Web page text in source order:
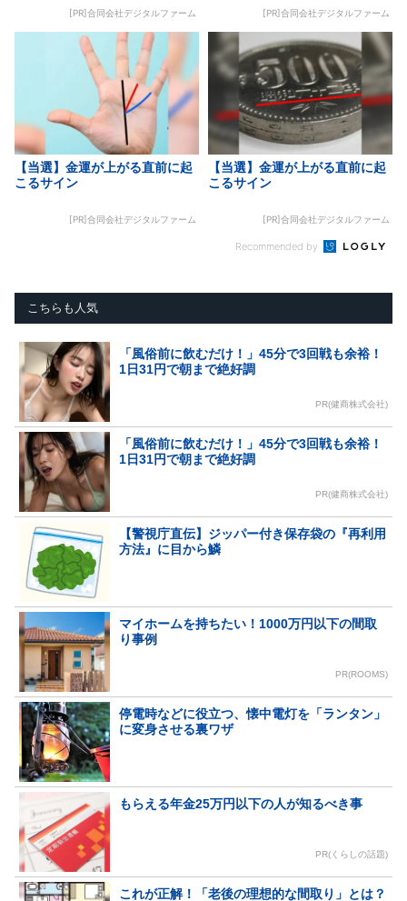
[PR]合同会社デジタルファーム [PR]合同会社デジタルファーム
【当選】金運が上がる直前に起
こるサイン
[PR]合同会社デジタルファーム
【当選】金運が上がる直前に起
こるサイン
[PR]合同会社デジタルファーム
Recommended by
こちらも人気
「風俗前に飲むだけ！」45分で3回戦も余裕！
1日31円で朝まで絶好調
PR(健商株式会社)
「風俗前に飲むだけ！」45分で3回戦も余裕！
1日31円で朝まで絶好調
PR(健商株式会社)
【警視庁直伝】ジッパー付き保存袋の『再利用
方法』に目から鱗
マイホームを持ちたい！1000万円以下の間取
り事例
PR(ROOMS)
停電時などに役立つ、懐中電灯を「ランタン」
に変身させる裏ワザ
もらえる年金25万円以下の人が知るべき事
PR(くらしの話題)
これが正解！「老後の理想的な間取り」とは？